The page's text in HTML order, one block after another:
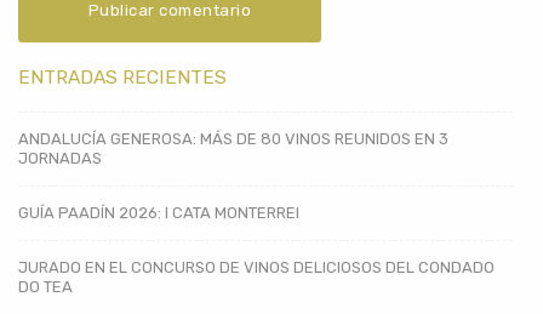
ENTRADAS RECIENTES
ANDALUCÍA GENEROSA: MÁS DE 80 VINOS REUNIDOS EN 3
JORNADAS
GUÍA PAADÍN 2026: I CATA MONTERREI
JURADO EN EL CONCURSO DE VINOS DELICIOSOS DEL CONDADO
DO TEA